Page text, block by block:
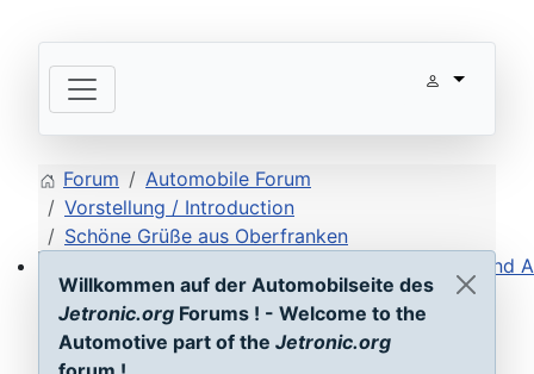
Steuergeräte D-Jetronic & KE-Jetronic: Prüfen und
Forum
Automobile Forum
Vorstellung / Introduction
Schöne Grüße aus Oberfranken
Willkommen auf der Automobilseite des
Jetronic.org Forums ! - Welcome to the
Automotive part of the Jetronic.org